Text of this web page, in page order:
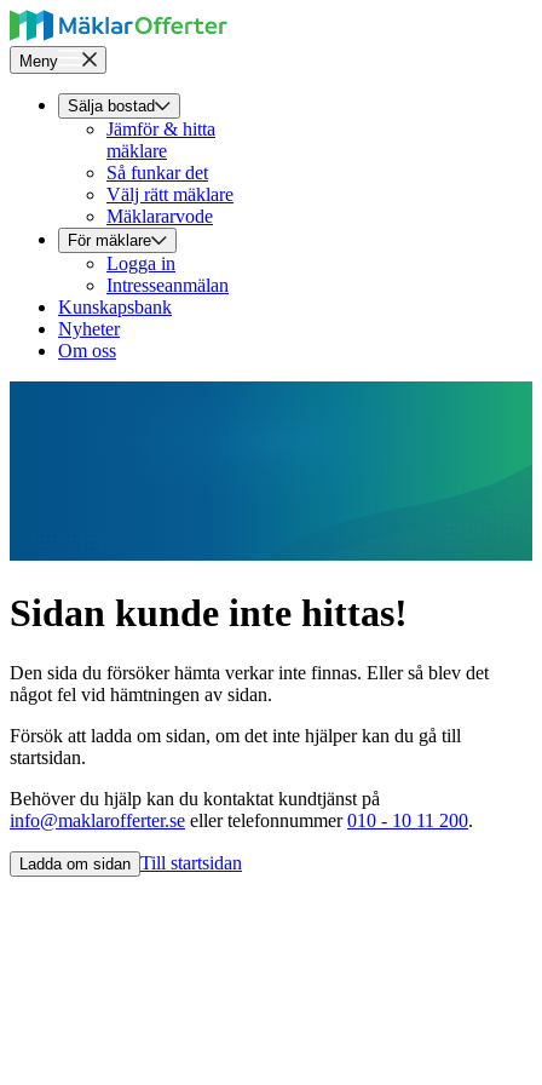
Meny
Sälja bostad
Jämför & hitta
mäklare
Så funkar det
Välj rätt mäklare
Mäklararvode
För mäklare
Logga in
Intresseanmälan
Kunskapsbank
Nyheter
Om oss
Sidan kunde inte hittas!
Den sida du försöker hämta verkar inte finnas. Eller så blev det
något fel vid hämtningen av sidan.
Försök att ladda om sidan, om det inte hjälper kan du gå till
startsidan.
Behöver du hjälp kan du kontaktat kundtjänst på
info@maklarofferter.se eller telefonnummer010 - 10 11 200.
Ladda om sidan Till startsidan